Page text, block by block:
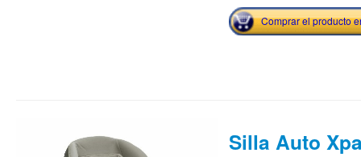
Comprar el producto
Silla Auto